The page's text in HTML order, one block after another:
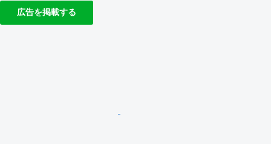
広告を掲載する